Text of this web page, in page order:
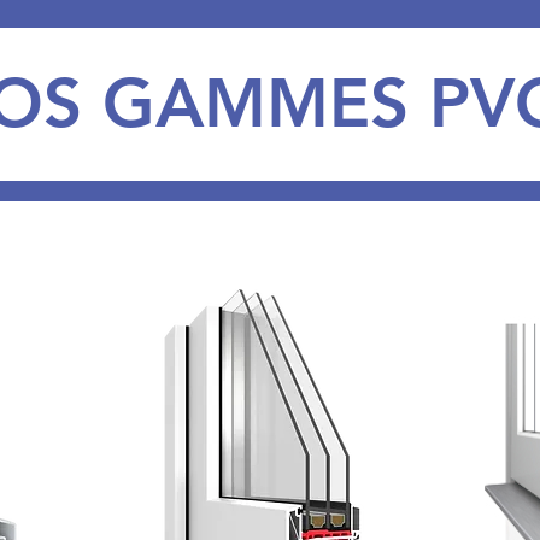
GAMMES